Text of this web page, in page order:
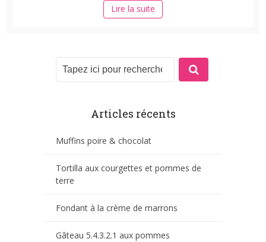
Lire la suite
Articles récents
Muffins poire & chocolat
Tortilla aux courgettes et pommes de
terre
Fondant à la crème de marrons
Gâteau 5.4.3.2.1 aux pommes